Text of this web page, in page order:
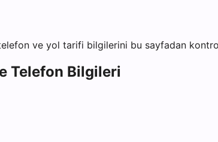
ve yol tarifi bilgilerini bu sayfadan
Telefon Bilgileri